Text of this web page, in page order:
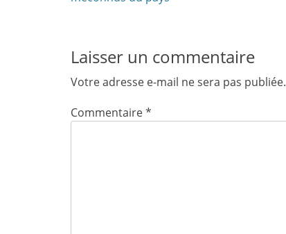
Laisser un commentaire
Votre adresse e-mail ne sera pas publiée.
Commentaire*